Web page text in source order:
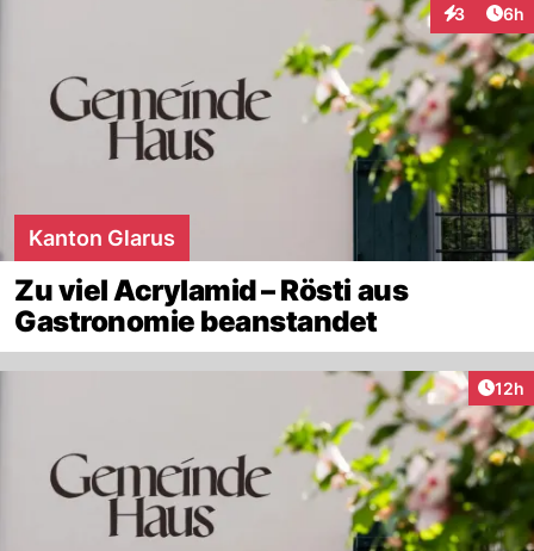
3 6h
Kanton Glarus
Zu viel Acrylamid – Rösti aus
Gastronomie beanstandet
12h